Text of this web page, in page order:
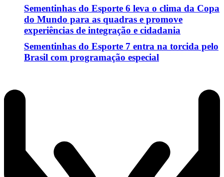
Sementinhas do Esporte 6 leva o clima da Copa
do Mundo para as quadras e promove
experiências de integração e cidadania
Sementinhas do Esporte 7 entra na torcida pelo
Brasil com programação especial